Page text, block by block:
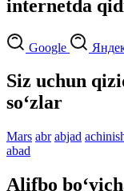
internetda
Google
Siz uchun
so‘zlar
Mars abr abjad
abad
Alifbo